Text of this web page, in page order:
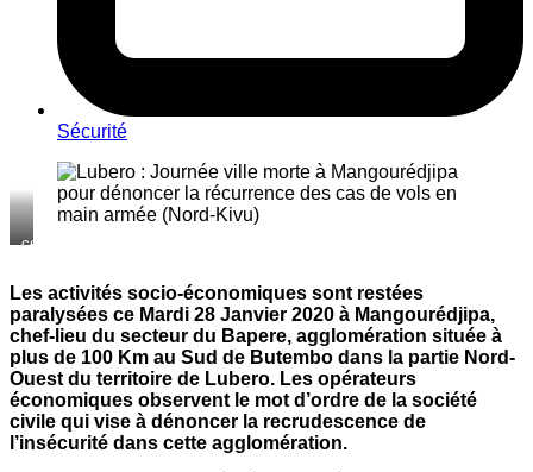
Sécurité
centre
Mangouredjipa
a
ce
moment
Les activités socio-économiques sont restées
paralysées ce Mardi 28 Janvier 2020 à Mangourédjipa,
chef-lieu du secteur du Bapere, agglomération située à
plus de 100 Km au Sud de Butembo dans la partie Nord-
Ouest du territoire de Lubero. Les opérateurs
économiques observent le mot d’ordre de la société
civile qui vise à dénoncer la recrudescence de
l’insécurité dans cette agglomération.